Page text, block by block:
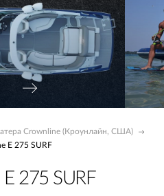
Crownline (Кроунлайн, США)
E 275 SURF
275 SURF